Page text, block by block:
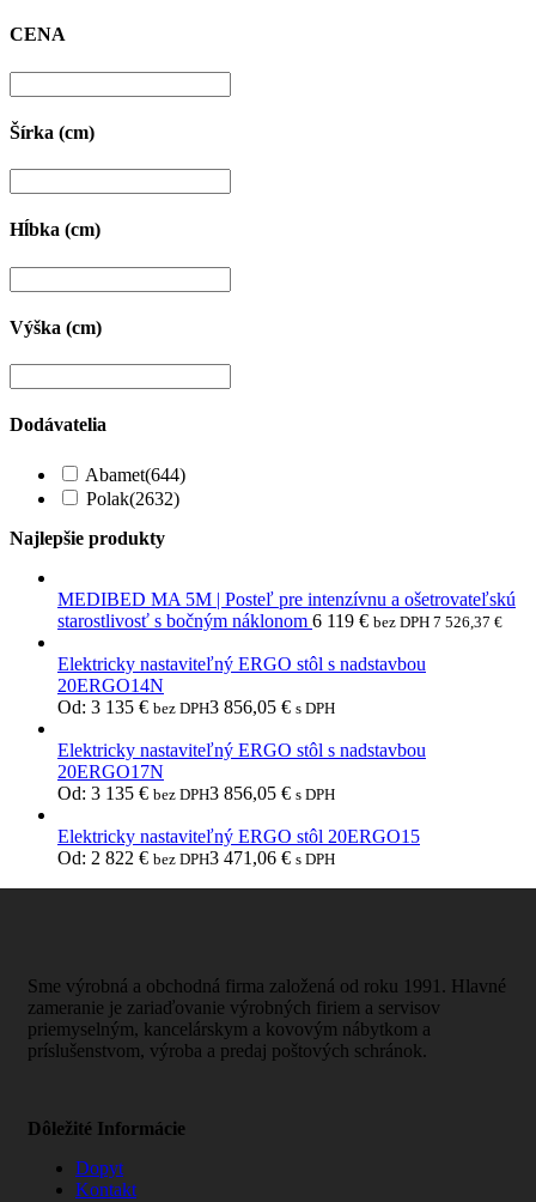
CENA
Šírka (cm)
Hĺbka (cm)
Výška (cm)
Dodávatelia
Abamet(644)
Polak(2632)
Najlepšie produkty
MEDIBED MA 5M | Posteľ pre intenzívnu a ošetrovateľskú
starostlivosť s bočným náklonom 6 119 € bez DPH 7 526,37 €
Elektricky nastaviteľný ERGO stôl s nadstavbou
20ERGO14N
Od: 3 135 € bez DPH3 856,05 € s DPH
Elektricky nastaviteľný ERGO stôl s nadstavbou
20ERGO17N
Od: 3 135 € bez DPH3 856,05 € s DPH
Elektricky nastaviteľný ERGO stôl 20ERGO15
Od: 2 822 € bez DPH3 471,06 € s DPH
Sme výrobná a obchodná firma založená od roku 1991. Hlavné
zameranie je zariaďovanie výrobných firiem a servisov
priemyselným, kancelárskym a kovovým nábytkom a
príslušenstvom, výroba a predaj poštových schránok.
Dôležité Informácie
Dopyt
Kontakt